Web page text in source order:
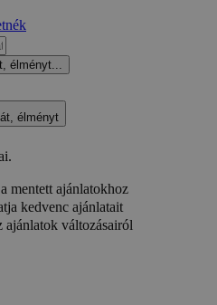
élményt...
élményt
mentett ajánlatokhoz
kedvenc ajánlatait
ajánlatok változásairól